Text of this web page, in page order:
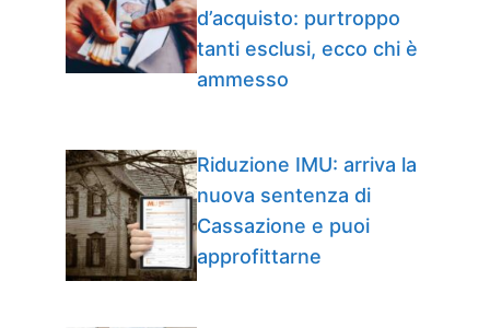
d’acquisto: purtroppo
tanti esclusi, ecco chi è
ammesso
Riduzione IMU: arriva la
nuova sentenza di
Cassazione e puoi
approfittarne